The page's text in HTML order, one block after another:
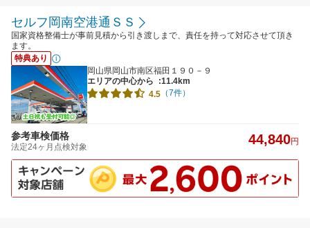
セルフ岡南空港通ＳＳ
国家資格整備士が事前見積から引き渡しまで、責任を持って対応させて頂き
ます。
特典あり
岡山県岡山市南区福田１９０－９
エリアの中心から
:11.4km
4.5 （7件）
参考車検価格
法定24ヶ月点検対象 44,840円